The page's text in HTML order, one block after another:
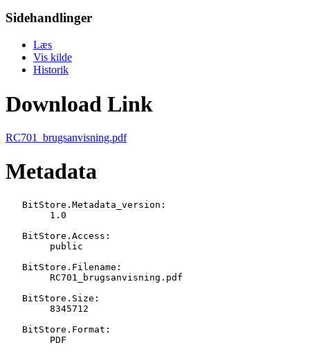
Sidehandlinger
Læs
Vis kilde
Historik
Download Link
RC701_brugsanvisning.pdf
Metadata
   BitStore.Metadata_version:
   BitStore.Access:
   BitStore.Filename:
   BitStore.Size:
   BitStore.Format: